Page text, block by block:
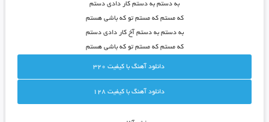
به دستم به دستم کار دادی دستم
که مستم که مستم تو که باشی هستم
به دستم به دستم آخ کار دادی دستم
که مستم که مستم تو که باشی هستم
دانلود آهنگ با کيفيت 320
دانلود آهنگ با کيفيت 128